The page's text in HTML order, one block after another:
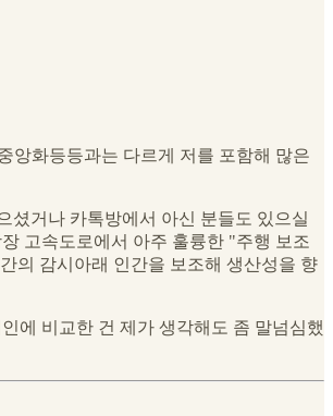
앙화등등과는 다르게 저를 포함해 많은
셨거나 카톡방에서 아신 분들도 있으실
고속도로에서 아주 훌륭한 "주행 보조
의 감시아래 인간을 보조해 생산성을 향
에 비교한 건 제가 생각해도 좀 말넘심했